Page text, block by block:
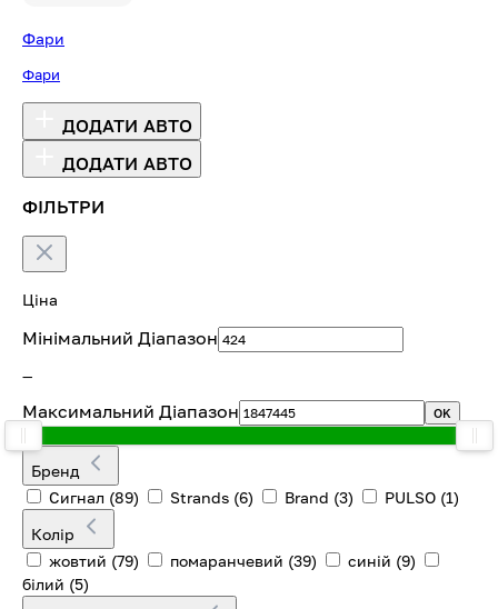
Фари
Фари
ДОДАТИ АВТО
ДОДАТИ АВТО
ФІЛЬТРИ
Ціна
Мінімальний Діапазон
—
Максимальний Діапазон OK
Бренд
Cигнал (89) Strands (6) Brand (3) PULSO (1)
Колір
жовтий (79) помаранчевий (39) синій (9)
білий (5)